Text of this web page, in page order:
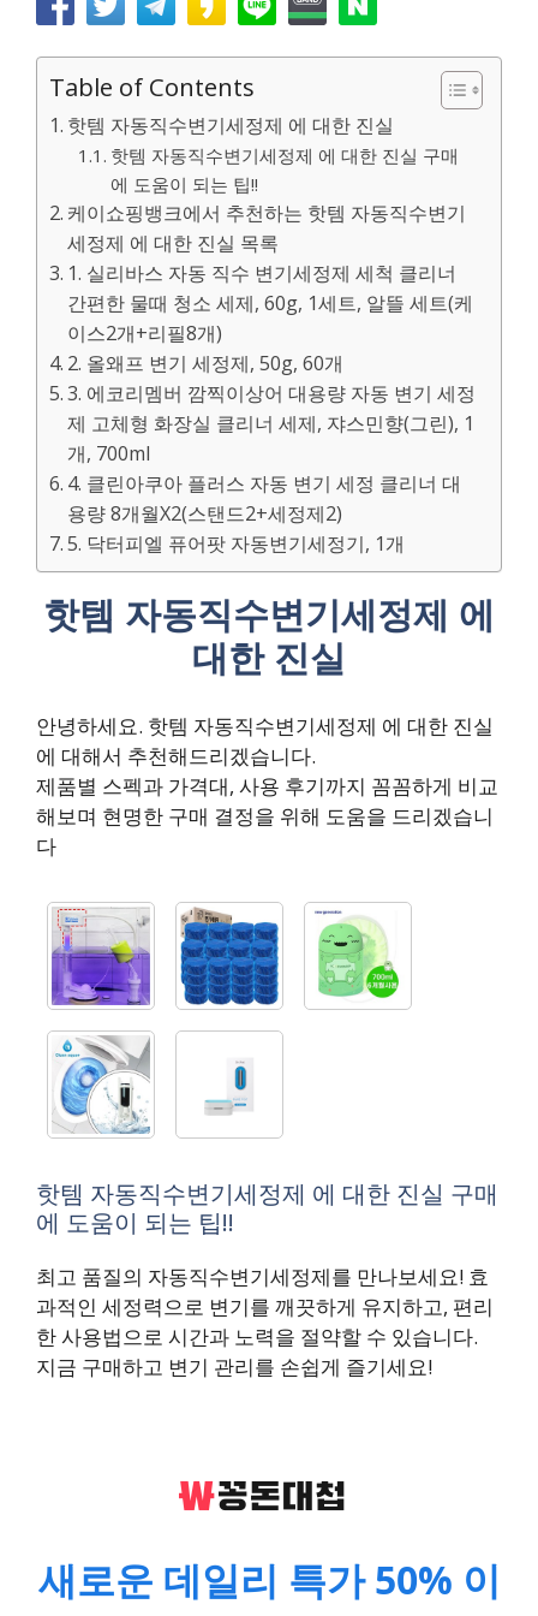
Table of Contents
핫템 자동직수변기세정제 에 대한 진실
핫템 자동직수변기세정제 에 대한 진실 구매
에 도움이 되는 팁!!
케이쇼핑뱅크에서 추천하는 핫템 자동직수변기
세정제 에 대한 진실 목록
1. 실리바스 자동 직수 변기세정제 세척 클리너
간편한 물때 청소 세제, 60g, 1세트, 알뜰 세트(케
이스2개+리필8개)
2. 올왜프 변기 세정제, 50g, 60개
3. 에코리멤버 깜찍이상어 대용량 자동 변기 세정
제 고체형 화장실 클리너 세제, 쟈스민향(그린), 1
개, 700ml
4. 클린아쿠아 플러스 자동 변기 세정 클리너 대
용량 8개월X2(스탠드2+세정제2)
5. 닥터피엘 퓨어팟 자동변기세정기, 1개
핫템 자동직수변기세정제 에
대한 진실
안녕하세요. 핫템 자동직수변기세정제 에 대한 진실
에 대해서 추천해드리겠습니다.
제품별 스펙과 가격대, 사용 후기까지 꼼꼼하게 비교
해보며 현명한 구매 결정을 위해 도움을 드리겠습니
다
핫템 자동직수변기세정제 에 대한 진실 구매
에 도움이 되는 팁!!
최고 품질의 자동직수변기세정제를 만나보세요! 효
과적인 세정력으로 변기를 깨끗하게 유지하고, 편리
한 사용법으로 시간과 노력을 절약할 수 있습니다.
지금 구매하고 변기 관리를 손쉽게 즐기세요!
새로운 데일리 특가 50% 이